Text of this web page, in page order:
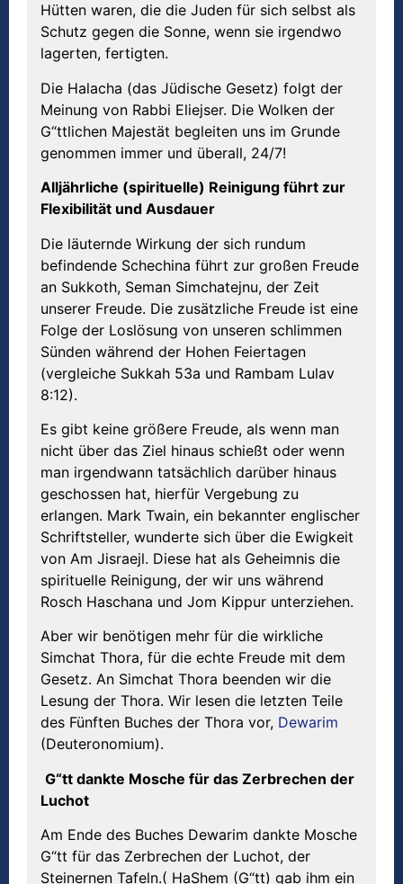
Hütten waren, die die Juden für sich selbst als
Schutz gegen die Sonne, wenn sie irgendwo
lagerten, fertigten.
Die Halacha (das Jüdische Gesetz) folgt der
Meinung von Rabbi Eliejser. Die Wolken der
G“ttlichen Majestät begleiten uns im Grunde
genommen immer und überall, 24/7!
Alljährliche (spirituelle) Reinigung führt zur
Flexibilität und Ausdauer
Die läuternde Wirkung der sich rundum
befindende Schechina führt zur großen Freude
an Sukkoth, Seman Simchatejnu, der Zeit
unserer Freude. Die zusätzliche Freude ist eine
Folge der Loslösung von unseren schlimmen
Sünden während der Hohen Feiertagen
(vergleiche Sukkah 53a und Rambam Lulav
8:12).
Es gibt keine größere Freude, als wenn man
nicht über das Ziel hinaus schießt oder wenn
man irgendwann tatsächlich darüber hinaus
geschossen hat, hierfür Vergebung zu
erlangen. Mark Twain, ein bekannter englischer
Schriftsteller, wunderte sich über die Ewigkeit
von Am Jisraejl. Diese hat als Geheimnis die
spirituelle Reinigung, der wir uns während
Rosch Haschana und Jom Kippur unterziehen.
Aber wir benötigen mehr für die wirkliche
Simchat Thora, für die echte Freude mit dem
Gesetz. An Simchat Thora beenden wir die
Lesung der Thora. Wir lesen die letzten Teile
des Fünften Buches der Thora vor, Dewarim
(Deuteronomium).
G“tt dankte Mosche für das Zerbrechen der
Luchot
Am Ende des Buches Dewarim dankte Mosche
G“tt für das Zerbrechen der Luchot, der
Steinernen Tafeln.( HaShem (G“tt) gab ihm ein